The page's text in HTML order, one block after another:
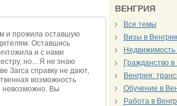
и прожила оставшую
Оставшись
и с нами
но... Я не знаю
Загса справку не дают,
возможность
невозможно. Вы
ВЕНГРИЯ
Все темы
Визы в
Недвижимость
Гражданство в
Венгрия:
Обучение в
Работа в